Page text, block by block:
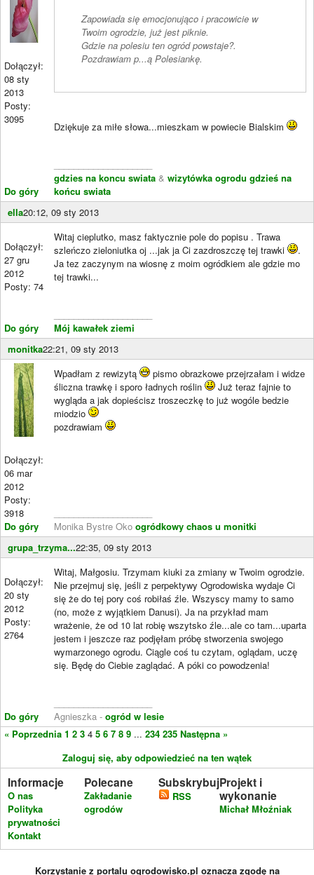
Dołączył:
08 sty
2013
Posty:
3095
Do góry
Zapowiada się emocjonująco i pracowicie w
Twoim ogrodzie, już jest piknie.
Gdzie na polesiu ten ogród powstaje?.
Pozdrawiam p...ą Polesiankę.
Dziękuje za miłe słowa...mieszkam w powiecie Bialskim
gdzies na koncu swiata & wizytówka ogrodu gdzieś na
końcu swiata
ella20:12, 09 sty 2013
Dołączył:
27 gru
2012
Posty: 74
Do góry
Witaj cieplutko, masz faktycznie pole do popisu . Trawa
szleńczo zieloniutka oj ...jak ja Ci zazdroszczę tej trawki
.
Ja tez zaczynym na wiosnę z moim ogródkiem ale gdzie mo
tej trawki...
Mój kawałek ziemi
monitka22:21, 09 sty 2013
Dołączył:
06 mar
2012
Posty:
3918
Do góry
Wpadłam z rewizytą
pismo obrazkowe przejrzałam i widze
śliczna trawkę i sporo ładnych roślin
Już teraz fajnie to
wygląda a jak dopieścisz troszeczkę to już wogóle bedzie
miodzio
pozdrawiam
Monika Bystre Oko ogródkowy chaos u monitki
grupa_trzyma...22:35, 09 sty 2013
Dołączył:
20 sty
2012
Posty:
2764
Do góry
Witaj, Małgosiu. Trzymam kiuki za zmiany w Twoim ogrodzie.
Nie przejmuj się, jeśli z perpektywy Ogrodowiska wydaje Ci
się że do tej pory coś robiłaś źle. Wszyscy mamy to samo
(no, może z wyjątkiem Danusi). Ja na przykład mam
wrażenie, że od 10 lat robię wszytsko źle...ale co tam...uparta
jestem i jeszcze raz podjęłam próbę stworzenia swojego
wymarzonego ogrodu. Ciągle coś tu czytam, oglądam, uczę
się. Będę do Ciebie zaglądać. A póki co powodzenia!
Agnieszka - ogród w lesie
« Poprzednia 1 2 3 4 5 6 7 8 9 ... 234 235 Następna »
Zaloguj się, aby odpowiedzieć na ten wątek
Informacje
O nas
Polityka
prywatności
Kontakt
Polecane
Zakładanie
ogrodów
Subskrybuj
RSS
Projekt i
wykonanie
Michał Młoźniak
Korzystanie z portalu ogrodowisko.pl oznacza zgodę na